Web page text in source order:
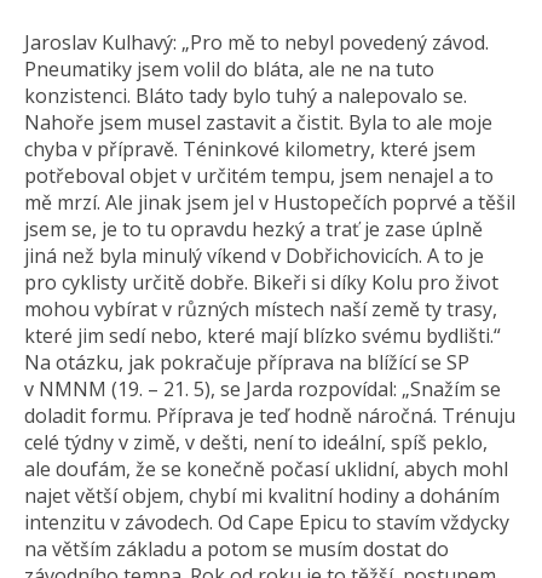
Jaroslav Kulhavý: „Pro mě to nebyl povedený závod.
Pneumatiky jsem volil do bláta, ale ne na tuto
konzistenci. Bláto tady bylo tuhý a nalepovalo se.
Nahoře jsem musel zastavit a čistit. Byla to ale moje
chyba v přípravě. Téninkové kilometry, které jsem
potřeboval objet v určitém tempu, jsem nenajel a to
mě mrzí. Ale jinak jsem jel v Hustopečích poprvé a těšil
jsem se, je to tu opravdu hezký a trať je zase úplně
jiná než byla minulý víkend v Dobřichovicích. A to je
pro cyklisty určitě dobře. Bikeři si díky Kolu pro život
mohou vybírat v různých místech naší země ty trasy,
které jim sedí nebo, které mají blízko svému bydlišti.“
Na otázku, jak pokračuje příprava na blížící se SP
v NMNM (19. – 21. 5), se Jarda rozpovídal: „Snažím se
doladit formu. Příprava je teď hodně náročná. Trénuju
celé týdny v zimě, v dešti, není to ideální, spíš peklo,
ale doufám, že se konečně počasí uklidní, abych mohl
najet větší objem, chybí mi kvalitní hodiny a doháním
intenzitu v závodech. Od Cape Epicu to stavím vždycky
na větším základu a potom se musím dostat do